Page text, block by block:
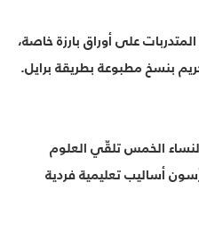
على أوراق بارزة خاصة،
بنسخ مطبوعة بطريقة برايل.
الخمس تلقّي العلوم
أساليب تعليمية فردية